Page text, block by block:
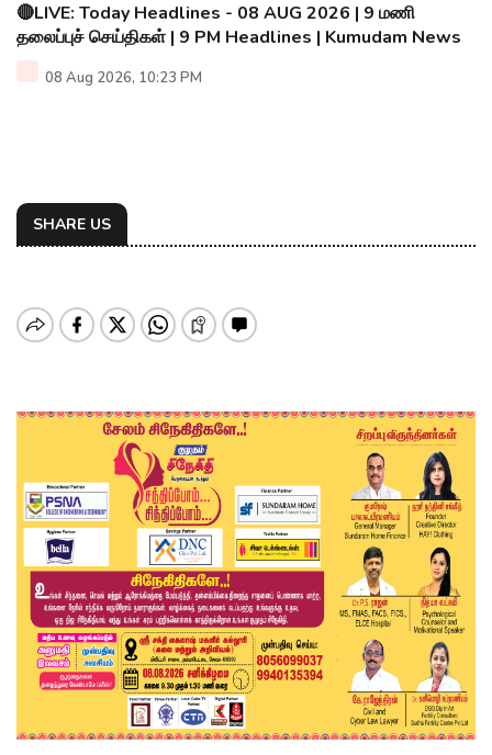
🔴LIVE: Today Headlines - 08 AUG 2026 | 9 மணி
தலைப்புச் செய்திகள் | 9 PM Headlines | Kumudam News
08 Aug 2026, 10:23 PM
SHARE US